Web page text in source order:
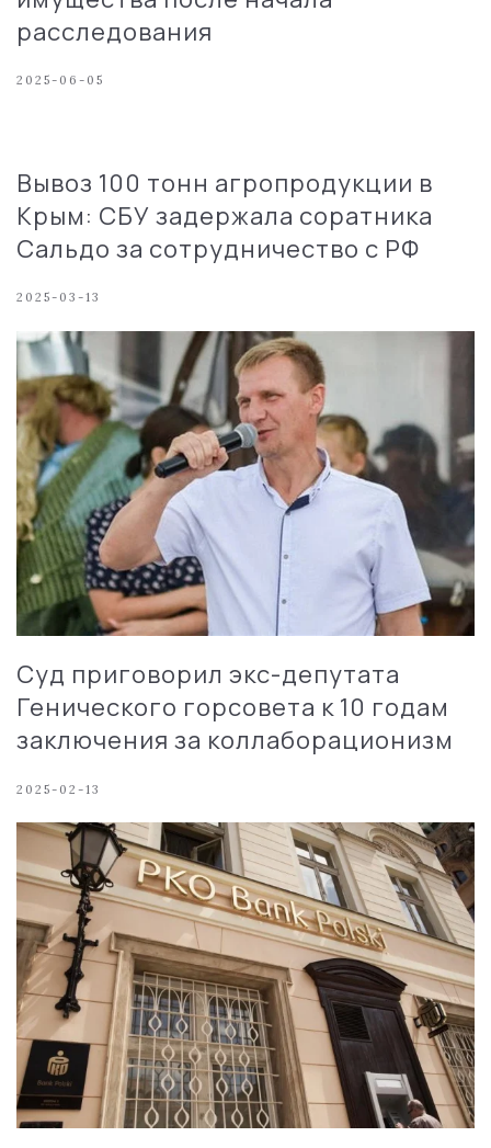
расследования
2025-06-05
Вывоз 100 тонн агропродукции в
Крым: СБУ задержала соратника
Сальдо за сотрудничество с РФ
2025-03-13
Суд приговорил экс-депутата
Генического горсовета к 10 годам
заключения за коллаборационизм
2025-02-13